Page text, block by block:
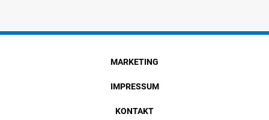
MARKETING
IMPRESSUM
KONTAKT